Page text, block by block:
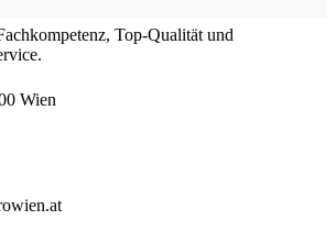
Top-Qualität und
Wien